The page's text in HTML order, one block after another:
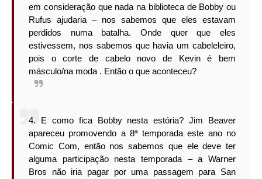
em consideração que nada na biblioteca de Bobby ou
Rufus ajudaria – nos sabemos que eles estavam
perdidos numa batalha. Onde quer que eles
estivessem, nos sabemos que havia um cabeleleiro,
pois o corte de cabelo novo de Kevin é bem
másculo/na moda . Então o que aconteceu?
4. E como fica Bobby nesta estória? Jim Beaver
apareceu promovendo a 8ª temporada este ano no
Comic Com, então nos sabemos que ele deve ter
alguma participação nesta temporada – a Warner
Bros não iria pagar por uma passagem para San